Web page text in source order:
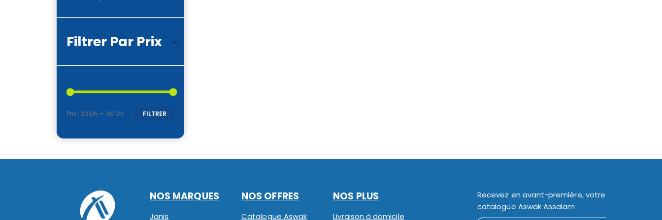
Filtrer Par Prix
FILTRER
Prix : 20 Dh — 30 Dh
NOS MARQUES
Janis
NOS OFFRES
Catalogue Aswak
NOS PLUS
Livraison à domicile
Recevez en avant-première, votre
catalogue Aswak Assalam